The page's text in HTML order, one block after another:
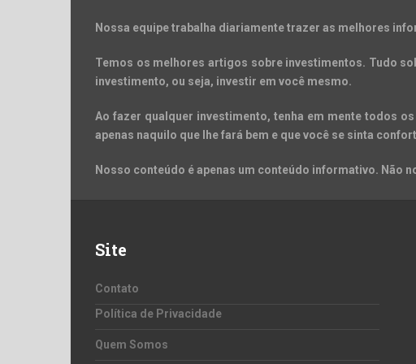
Nossa equipe trabalha diariamente trazer as melhores
Temos os melhores artigos sobre investimentos. Tudo
investimento, ou seja, investir em você mesmo.
Ao fazer qualquer investimento, tenha em mente todos
apenas naquilo que lhe fará bem e que você se sinta
Nosso conteúdo é apenas um conteúdo informativo.
Site
Contato
Política de Privacidade
Quem Somos